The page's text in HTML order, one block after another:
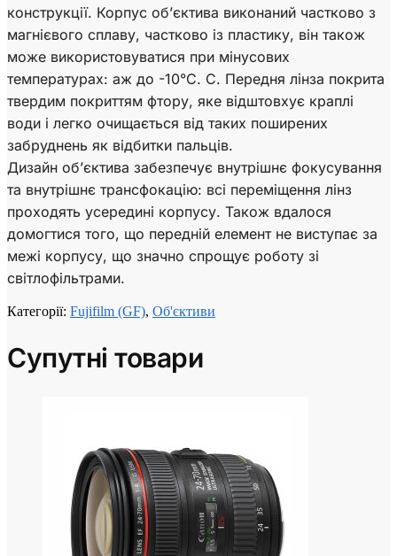
конструкції. Корпус об’єктива виконаний частково з
магнієвого сплаву, частково із пластику, він також
може використовуватися при мінусових
температурах: аж до -10°С. С. Передня лінза покрита
твердим покриттям фтору, яке відштовхує краплі
води і легко очищається від таких поширених
забруднень як відбитки пальців.
Дизайн об’єктива забезпечує внутрішнє фокусування
та внутрішнє трансфокацію: всі переміщення лінз
проходять усередині корпусу. Також вдалося
домогтися того, що передній елемент не виступає за
межі корпусу, що значно спрощує роботу зі
світлофільтрами.
Категорії: Fujifilm (GF), Об'єктиви
Супутні товари